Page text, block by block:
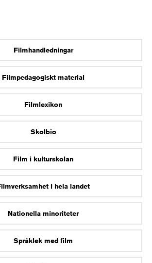
Filmhandledningar
Filmpedagogiskt material
Filmlexikon
Skolbio
Film i kulturskolan
i hela landet
Nationella minoriteter
Språklek med film